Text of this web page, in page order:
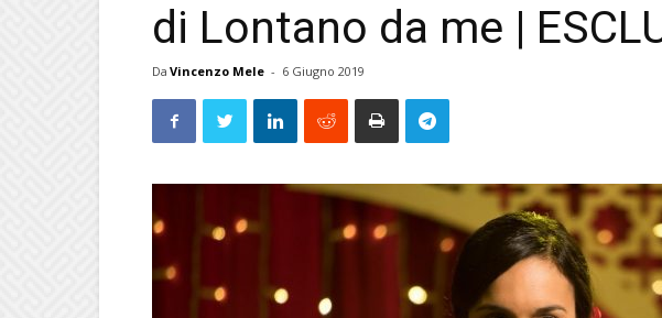
di Lontano da me |
Da Vincenzo Mele - 6 Giugno 2019